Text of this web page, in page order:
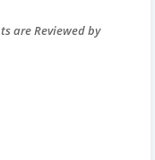
are Reviewed by